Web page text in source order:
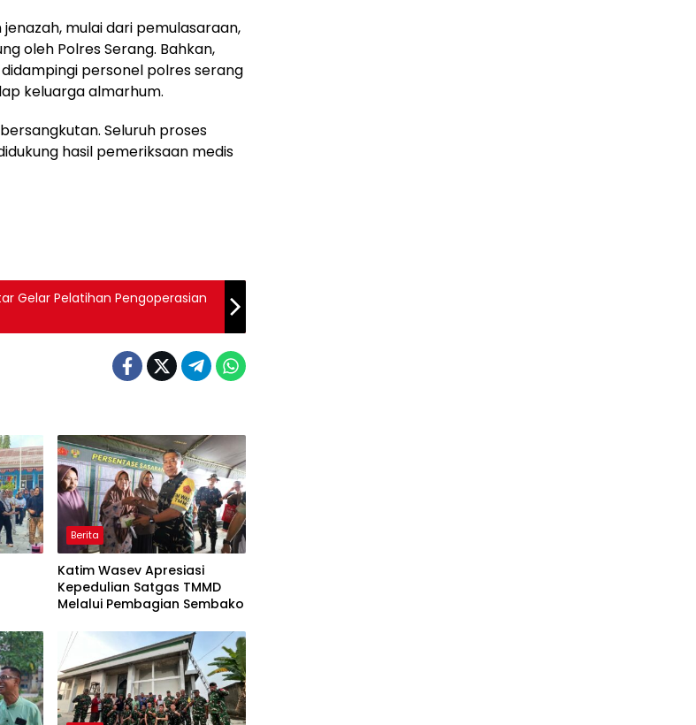
mulai dari pemulasaraan,
oleh Polres Serang. Bahkan,
personel polres serang
keluarga almarhum.
Seluruh proses
hasil pemeriksaan medis
Gelar Pelatihan Pengoperasian
Berita
Katim Wasev Apresiasi
Kepedulian Satgas TMMD
Melalui Pembagian Sembako